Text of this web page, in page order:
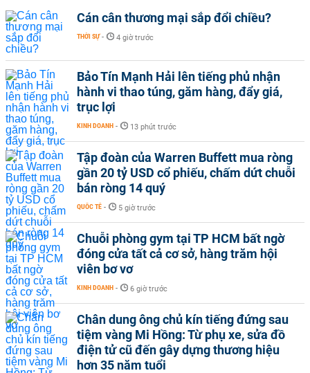
Cán cân thương mại sắp đổi chiều?
THỜI SỰ - 4 giờ trước
Bảo Tín Mạnh Hải lên tiếng phủ nhận
hành vi thao túng, găm hàng, đẩy giá,
trục lợi
KINH DOANH - 13 phút trước
Tập đoàn của Warren Buffett mua ròng
gần 20 tỷ USD cổ phiếu, chấm dứt chuỗi
bán ròng 14 quý
QUỐC TẾ - 5 giờ trước
Chuỗi phòng gym tại TP HCM bất ngờ
đóng cửa tất cả cơ sở, hàng trăm hội
viên bơ vơ
KINH DOANH - 6 giờ trước
Chân dung ông chủ kín tiếng đứng sau
tiệm vàng Mi Hồng: Từ phụ xe, sửa đồ
điện tử cũ đến gây dựng thương hiệu
hơn 35 năm tuổi